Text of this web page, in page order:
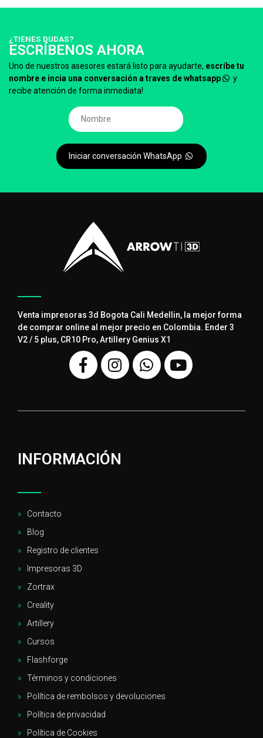
¿TIENES DUDAS?
ESCRÍBENOS AHORA
Uno de nuestros asesores estará listo para ayudarte, escríbe tu
nombre e incia una conversación a traves de whatsapp
y
recibe atención de forma inmediata!
Iniciar conversación WhatsApp
Venta impresoras 3d Bogota Cali Medellin, la mejor forma
de comprar online al mejor precio en Colombia. Ender 3
V2 / 5 plus, CR10 Pro, Artillery Genius X1
INFORMACIÓN
Contacto
Blog
Registro de clientes
Impresoras 3D
Zortrax
Creality
Artillery
Cursos
Flashforge
Términos y condiciones
Política de rembolsos y devoluciones
Política de privacidad
Política de Cookies